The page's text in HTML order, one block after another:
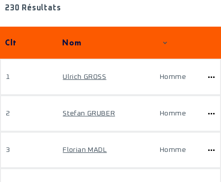
230 Résultats
Clt Nom
1 Ulrich GROSS Homme
2 Stefan GRUBER Homme
3 Florian MADL Homme